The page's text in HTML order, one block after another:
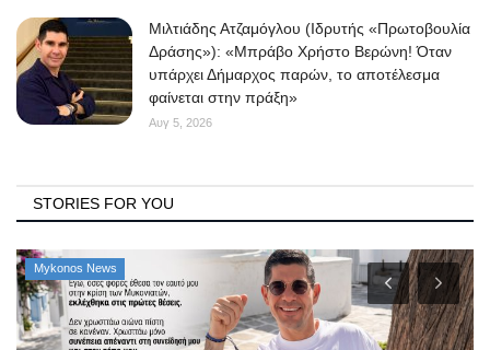
Μιλτιάδης Ατζαμόγλου (Ιδρυτής «Πρωτοβουλία
Δράσης»): «Μπράβο Χρήστο Βερώνη! Όταν
υπάρχει Δήμαρχος παρών, το αποτέλεσμα
φαίνεται στην πράξη»
Αυγ 5, 2026
STORIES FOR YOU
Mykonos News